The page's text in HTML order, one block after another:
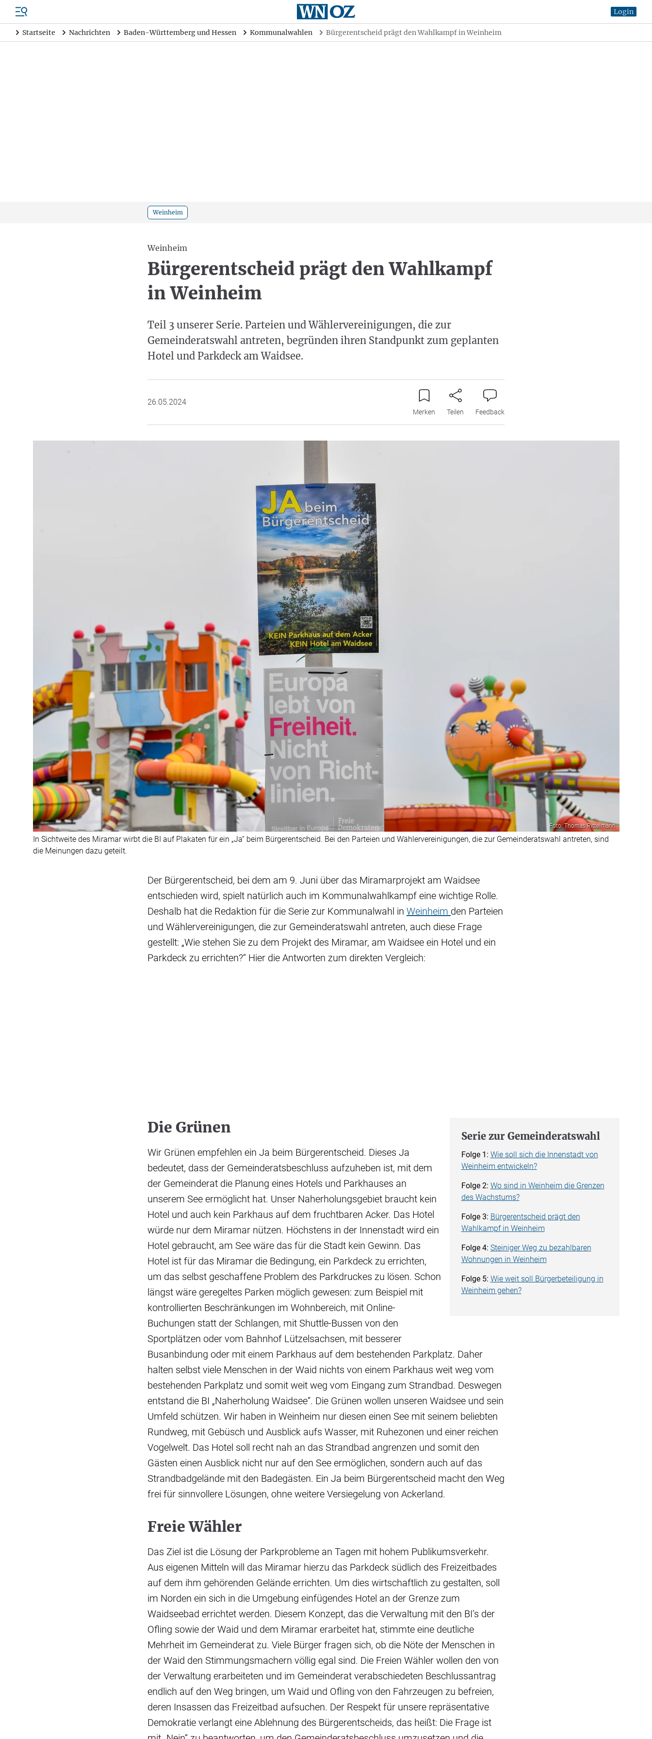
Login
Startseite Nachrichten Baden-Württemberg und Hessen Kommunalwahlen Bürgerentscheid prägt den Wahlkampf in Weinheim
Weinheim
Weinheim
Bürgerentscheid prägt den Wahlkampf
in Weinheim
Teil 3 unserer Serie. Parteien und Wählervereinigungen, die zur
Gemeinderatswahl antreten, begründen ihren Standpunkt zum geplanten
Hotel und Parkdeck am Waidsee.
26.05.2024
Merken Teilen Feedback
Foto: Thomas Rittelmann
In Sichtweite des Miramar wirbt die BI auf Plakaten für ein „Ja“ beim Bürgerentscheid. Bei den Parteien und Wählervereinigungen, die zur Gemeinderatswahl antreten, sind
die Meinungen dazu geteilt.
Der Bürgerentscheid, bei dem am 9. Juni über das Miramarprojekt am Waidsee
entschieden wird, spielt natürlich auch im Kommunalwahlkampf eine wichtige Rolle.
Deshalb hat die Redaktion für die Serie zur Kommunalwahl in Weinheim den Parteien
und Wählervereinigungen, die zur Gemeinderatswahl antreten, auch diese Frage
gestellt: „Wie stehen Sie zu dem Projekt des Miramar, am Waidsee ein Hotel und ein
Parkdeck zu errichten?“ Hier die Antworten zum direkten Vergleich:
Serie zur Gemeinderatswahl
Folge 1: Wie soll sich die Innenstadt von
Weinheim entwickeln?
Folge 2: Wo sind in Weinheim die Grenzen
des Wachstums?
Folge 3: Bürgerentscheid prägt den
Wahlkampf in Weinheim
Folge 4: Steiniger Weg zu bezahlbaren
Wohnungen in Weinheim
Folge 5: Wie weit soll Bürgerbeteiligung in
Weinheim gehen?
Die Grünen
Wir Grünen empfehlen ein Ja beim Bürgerentscheid. Dieses Ja
bedeutet, dass der Gemeinderatsbeschluss aufzuheben ist, mit dem
der Gemeinderat die Planung eines Hotels und Parkhauses an
unserem See ermöglicht hat. Unser Naherholungsgebiet braucht kein
Hotel und auch kein Parkhaus auf dem fruchtbaren Acker. Das Hotel
würde nur dem Miramar nützen. Höchstens in der Innenstadt wird ein
Hotel gebraucht, am See wäre das für die Stadt kein Gewinn. Das
Hotel ist für das Miramar die Bedingung, ein Parkdeck zu errichten,
um das selbst geschaffene Problem des Parkdruckes zu lösen. Schon
längst wäre geregeltes Parken möglich gewesen: zum Beispiel mit
kontrollierten Beschränkungen im Wohnbereich, mit Online-
Buchungen statt der Schlangen, mit Shuttle-Bussen von den
Sportplätzen oder vom Bahnhof Lützelsachsen, mit besserer
Busanbindung oder mit einem Parkhaus auf dem bestehenden Parkplatz. Daher
halten selbst viele Menschen in der Waid nichts von einem Parkhaus weit weg vom
bestehenden Parkplatz und somit weit weg vom Eingang zum Strandbad. Deswegen
entstand die BI „Naherholung Waidsee“. Die Grünen wollen unseren Waidsee und sein
Umfeld schützen. Wir haben in Weinheim nur diesen einen See mit seinem beliebten
Rundweg, mit Gebüsch und Ausblick aufs Wasser, mit Ruhezonen und einer reichen
Vogelwelt. Das Hotel soll recht nah an das Strandbad angrenzen und somit den
Gästen einen Ausblick nicht nur auf den See ermöglichen, sondern auch auf das
Strandbadgelände mit den Badegästen. Ein Ja beim Bürgerentscheid macht den Weg
frei für sinnvollere Lösungen, ohne weitere Versiegelung von Ackerland.
Freie Wähler
Das Ziel ist die Lösung der Parkprobleme an Tagen mit hohem Publikumsverkehr.
Aus eigenen Mitteln will das Miramar hierzu das Parkdeck südlich des Freizeitbades
auf dem ihm gehörenden Gelände errichten. Um dies wirtschaftlich zu gestalten, soll
im Norden ein sich in die Umgebung einfügendes Hotel an der Grenze zum
Waidseebad errichtet werden. Diesem Konzept, das die Verwaltung mit den BI’s der
Ofling sowie der Waid und dem Miramar erarbeitet hat, stimmte eine deutliche
Mehrheit im Gemeinderat zu. Viele Bürger fragen sich, ob die Nöte der Menschen in
der Waid den Stimmungsmachern völlig egal sind. Die Freien Wähler wollen den von
der Verwaltung erarbeiteten und im Gemeinderat verabschiedeten Beschlussantrag
endlich auf den Weg bringen, um Waid und Ofling von den Fahrzeugen zu befreien,
deren Insassen das Freizeitbad aufsuchen. Der Respekt für unsere repräsentative
Demokratie verlangt eine Ablehnung des Bürgerentscheids, das heißt: Die Frage ist